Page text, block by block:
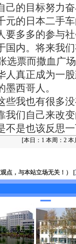
己的目标努力
元的日本二手
多多的参与社
国内。将来我
选票而撒血广
人真正成为一
西哥人。
我也有很多没
我们自己来改
不是也该反思
[本日：1 本周：2
，与本站立场无关！） [